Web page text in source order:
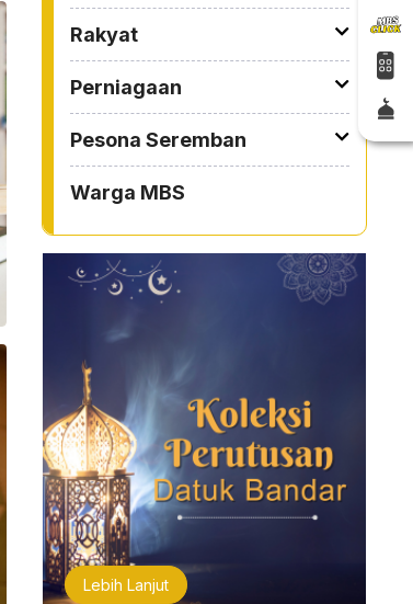
Rakyat
Perniagaan
Pesona Seremban
Warga MBS
Lebih Lanjut